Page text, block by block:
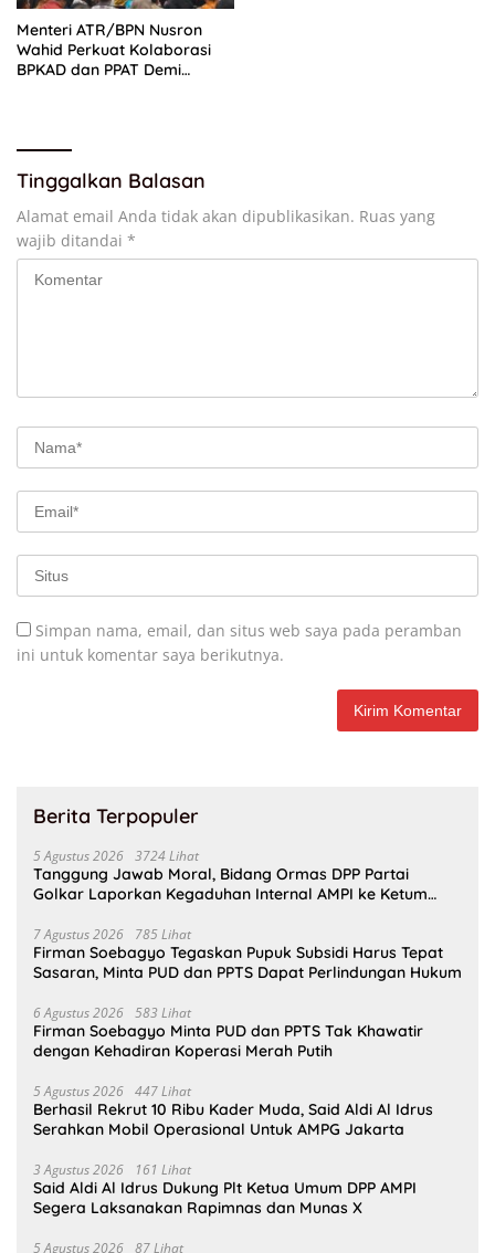
Menteri ATR/BPN Nusron
Wahid Perkuat Kolaborasi
BPKAD dan PPAT Demi
Tinggalkan Balasan
Alamat email Anda tidak akan dipublikasikan. Ruas yang
wajib ditandai *
Simpan nama, email, dan situs web saya pada peramban
ini untuk komentar saya berikutnya.
Berita Terpopuler
5 Agustus 2026 3724 Lihat
Tanggung Jawab Moral, Bidang Ormas DPP Partai
Golkar Laporkan Kegaduhan Internal AMPI ke Ketum
7 Agustus 2026 785 Lihat
Firman Soebagyo Tegaskan Pupuk Subsidi Harus Tepat
Sasaran, Minta PUD dan PPTS Dapat Perlindungan Hukum
6 Agustus 2026 583 Lihat
Firman Soebagyo Minta PUD dan PPTS Tak Khawatir
dengan Kehadiran Koperasi Merah Putih
5 Agustus 2026 447 Lihat
Berhasil Rekrut 10 Ribu Kader Muda, Said Aldi Al Idrus
Serahkan Mobil Operasional Untuk AMPG Jakarta
3 Agustus 2026 161 Lihat
Said Aldi Al Idrus Dukung Plt Ketua Umum DPP AMPI
Segera Laksanakan Rapimnas dan Munas X
5 Agustus 2026 87 Lihat